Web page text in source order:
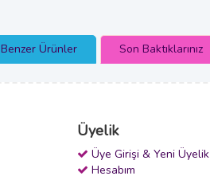
Benzer Ürünler Son Baktıklarınız
Üyelik
Üye Girişi & Yeni Üyelik
Hesabım